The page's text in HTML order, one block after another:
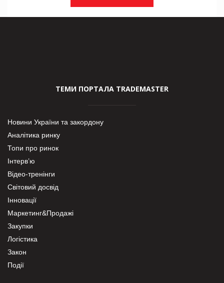
ТЕМИ ПОРТАЛА TRADEMASTER
Новини України та закордону
Аналітика ринку
Топи про ринок
Інтерв’ю
Відео-тренінги
Світовий досвід
Інновації
Маркетинг&Продажі
Закупки
Логістика
Закон
Події